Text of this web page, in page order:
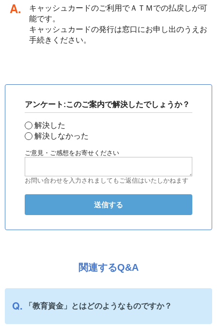
回答
キャッシュカードのご利用でＡＴＭでの払戻しが可
能です。
キャッシュカードの発行は窓口にお申し出のうえお
手続きください。
アンケート:このご案内で解決したでしょうか？
解決した
解決しなかった
ご意見・ご感想をお寄せください
お問い合わせを入力されましてもご返信はいたしかねます
関連するQ&A
「教育資金」とはどのようなものですか？